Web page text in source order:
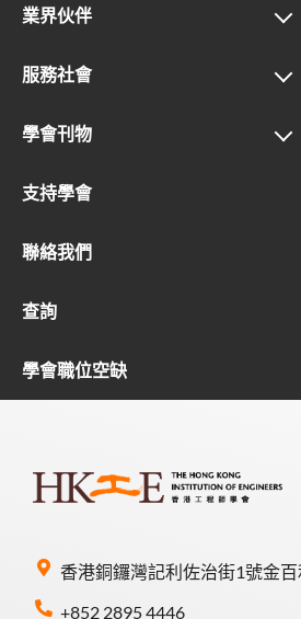
業界伙伴
服務社會
學會刊物
支持學會
聯絡我們
查詢
學會職位空缺
香港銅鑼灣記利佐治街1號金
+852 2895 4446